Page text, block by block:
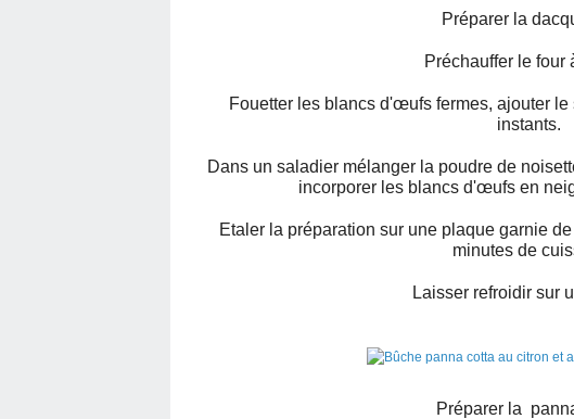
Préparer la
Préchauffer le four
Fouetter les blancs d'œufs fermes, ajouter
instants.
Dans un saladier mélanger la poudre de
incorporer les blancs d'œufs en
Etaler la préparation sur une plaque garnie
minutes de
Laisser refroidir sur
Préparer la